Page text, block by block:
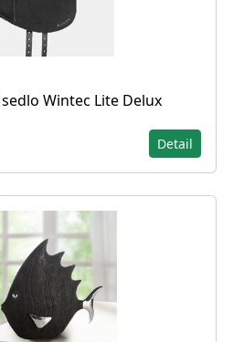
Wintec Lite Delux
Detail